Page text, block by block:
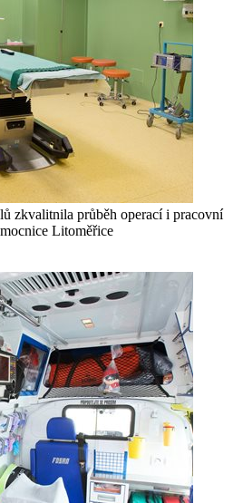
zkvalitnila průběh operací i pracovní
Litoměřice